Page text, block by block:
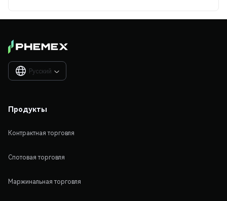
Русский 
Продукты
Контрактная торговля
Спотовая торговля
Маржинальная торговля